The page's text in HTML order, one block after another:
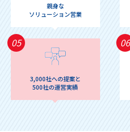
親身な
ソリューション営業
05
3,000社への提案と
500社の運営実績
06